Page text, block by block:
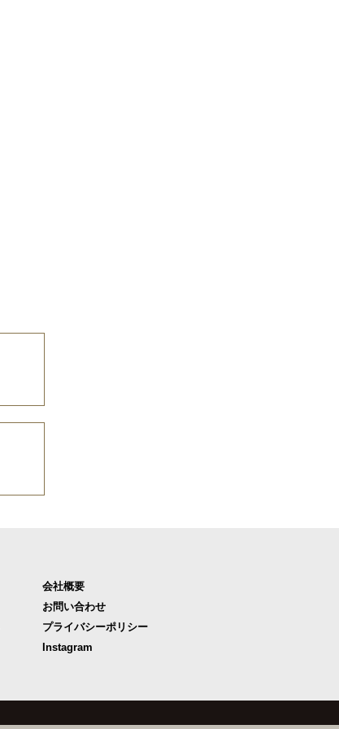
会社概要
お問い合わせ
プライバシーポリシー
Instagram